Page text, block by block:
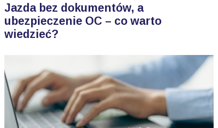
Jazda bez dokumentów, a
ubezpieczenie OC – co warto
wiedzieć?